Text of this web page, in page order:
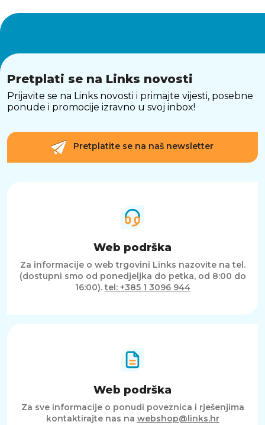
Pretplati se na Links novosti
Prijavite se na Links novosti i primajte vijesti, posebne
ponude i promocije izravno u svoj inbox!
Pretplatite se na naš newsletter
Web podrška
Za informacije o web trgovini Links nazovite na tel.
(dostupni smo od ponedjeljka do petka, od 8:00 do
16:00).tel: +385 1 3096 944
Web podrška
Za sve informacije o ponudi poveznica i rješenjima
kontaktirajte nas na webshop@links.hr